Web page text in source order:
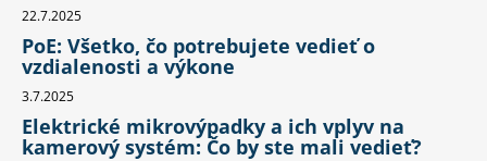
22.7.2025
PoE: Všetko, čo potrebujete vedieť o
vzdialenosti a výkone
3.7.2025
Elektrické mikrovýpadky a ich vplyv na
kamerový systém: Čo by ste mali vedieť?